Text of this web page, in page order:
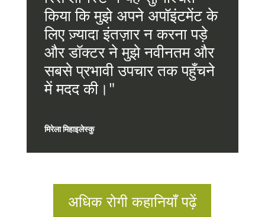
किया कि मुझे अपने अपॉइंटमेंट के
लिए ज़्यादा इंतज़ार न करना पड़े
और डॉक्टर ने मुझे नवीनतम और
सबसे प्रभावी उपचार तक पहुँचने
में मदद की।"
मिरेला मिहाइलेस्कु
अधिक रोगी कहानियाँ पढ़ें